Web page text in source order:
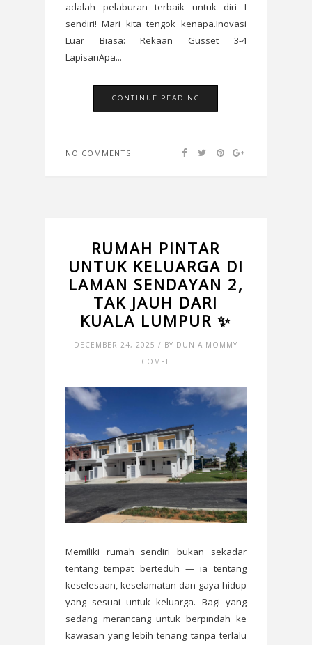
adalah pelaburan terbaik untuk diri I
sendiri! Mari kita tengok kenapa.Inovasi
Luar Biasa: Rekaan Gusset 3-4
LapisanApa...
CONTINUE READING
NO COMMENTS
RUMAH PINTAR
UNTUK KELUARGA DI
LAMAN SENDAYAN 2,
TAK JAUH DARI
KUALA LUMPUR ✨
DECEMBER 24, 2025 / BY DUNIA MOMMY
COMEL
Memiliki rumah sendiri bukan sekadar
tentang tempat berteduh — ia tentang
keselesaan, keselamatan dan gaya hidup
yang sesuai untuk keluarga. Bagi yang
sedang merancang untuk berpindah ke
kawasan yang lebih tenang tanpa terlalu